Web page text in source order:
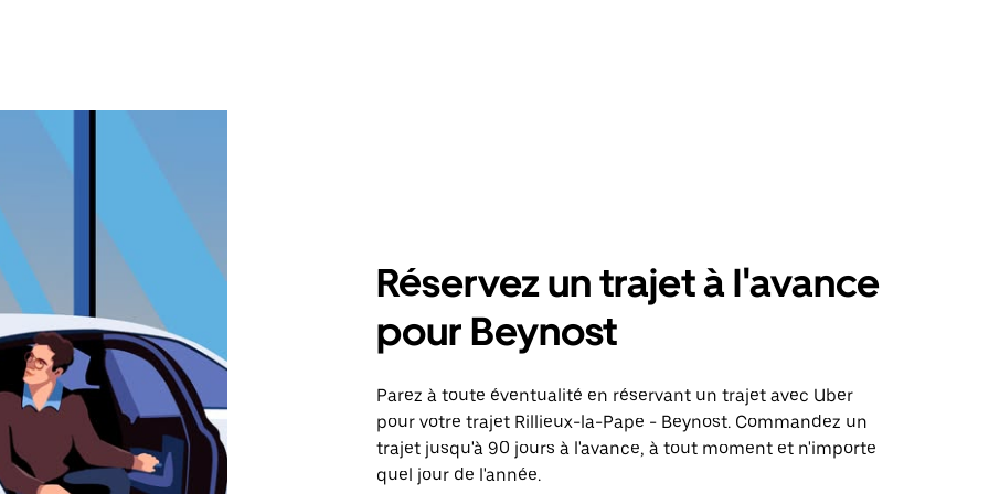
Réservez un trajet à l'avance
pour Beynost
Parez à toute éventualité en réservant un trajet avec Uber
pour votre trajet Rillieux-la-Pape - Beynost. Commandez un
trajet jusqu'à 90 jours à l'avance, à tout moment et n'importe
quel jour de l'année.